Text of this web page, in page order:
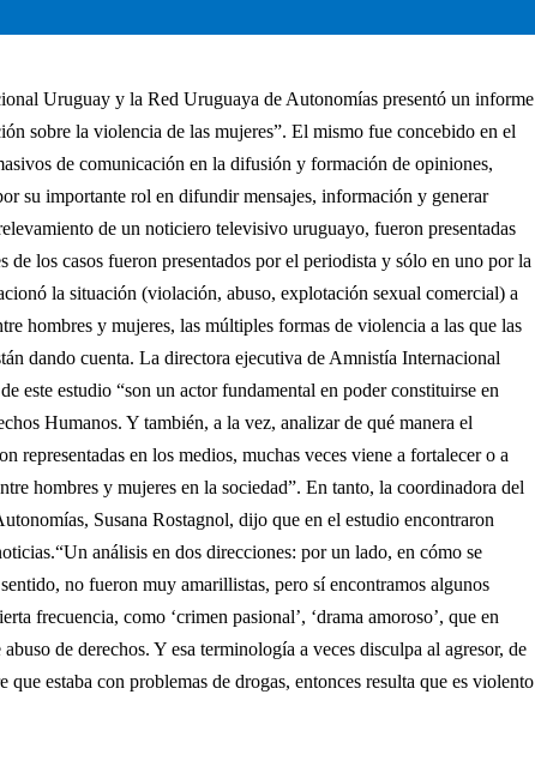
Uruguay y la Red Uruguaya de Autonomías presentó un informe
sobre la violencia de las mujeres”. El mismo fue concebido en el
de comunicación en la difusión y formación de opiniones,
su importante rol en difundir mensajes, información y generar
de un noticiero televisivo uruguayo, fueron presentadas
los casos fueron presentados por el periodista y sólo en uno por la
la situación (violación, abuso, explotación sexual comercial) a
hombres y mujeres, las múltiples formas de violencia a las que las
dando cuenta.La directora ejecutiva de Amnistía Internacional
este estudio “son un actor fundamental en poder constituirse en
Humanos. Y también, a la vez, analizar de qué manera el
representadas en los medios, muchas veces viene a fortalecer o a
hombres y mujeres en la sociedad”.En tanto, la coordinadora del
Susana Rostagnol, dijo que en el estudio encontraron
“Un análisis en dos direcciones: por un lado, en cómo se
no fueron muy amarillistas, pero sí encontramos algunos
frecuencia, como ‘crimen pasional’, ‘drama amoroso’, que en
de derechos. Y esa terminología a veces disculpa al agresor, de
estaba con problemas de drogas, entonces resulta que es violento